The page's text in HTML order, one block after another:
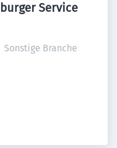
Service
Sonstige Branche